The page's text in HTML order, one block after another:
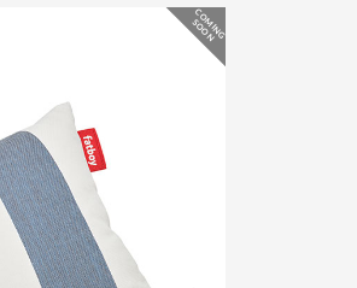
C
O
M
IN
G
S
O
O
N